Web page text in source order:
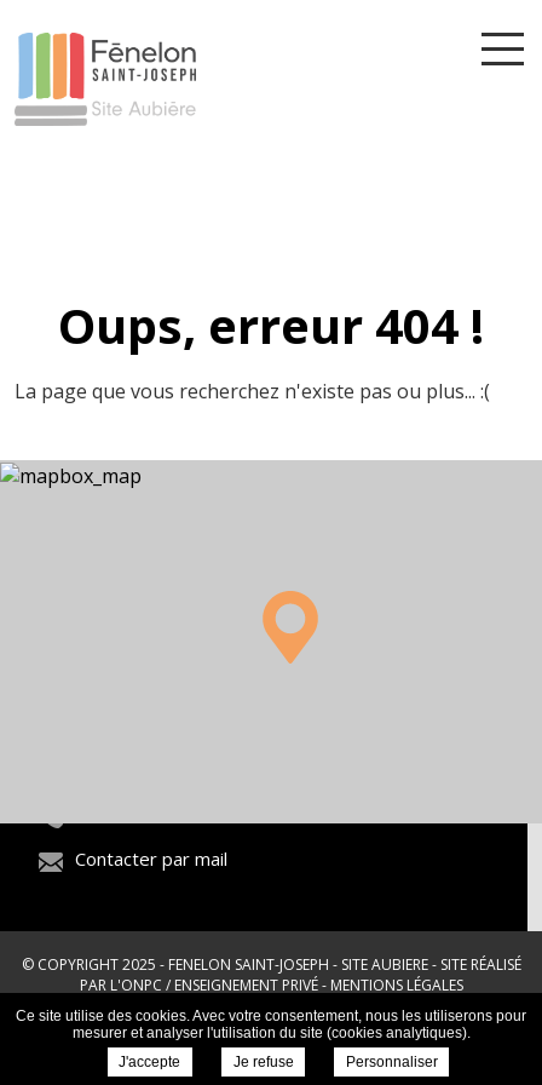
Oups, erreur 404 !
La page que vous recherchez n'existe pas ou plus... :(
Contacter par mail
© COPYRIGHT 2025 - FENELON SAINT-JOSEPH - SITE AUBIERE - SITE RÉALISÉ
PAR L'ONPC / ENSEIGNEMENT PRIVÉ- MENTIONS LÉGALES
Ce site utilise des cookies. Avec votre consentement, nous les utiliserons pour
mesurer et analyser l'utilisation du site (cookies analytiques).
J'accepte
Je refuse Personnaliser